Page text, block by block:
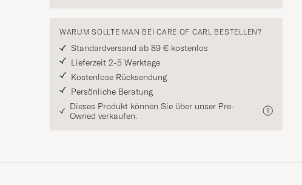
WARUM SOLLTE MAN BEI CARE OF CARL BESTELLEN?
Standardversand ab 89 € kostenlos
Lieferzeit 2-5 Werktage
Kostenlose Rücksendung
Persönliche Beratung
Dieses Produkt können Sie über unser Pre-
Owned verkaufen.